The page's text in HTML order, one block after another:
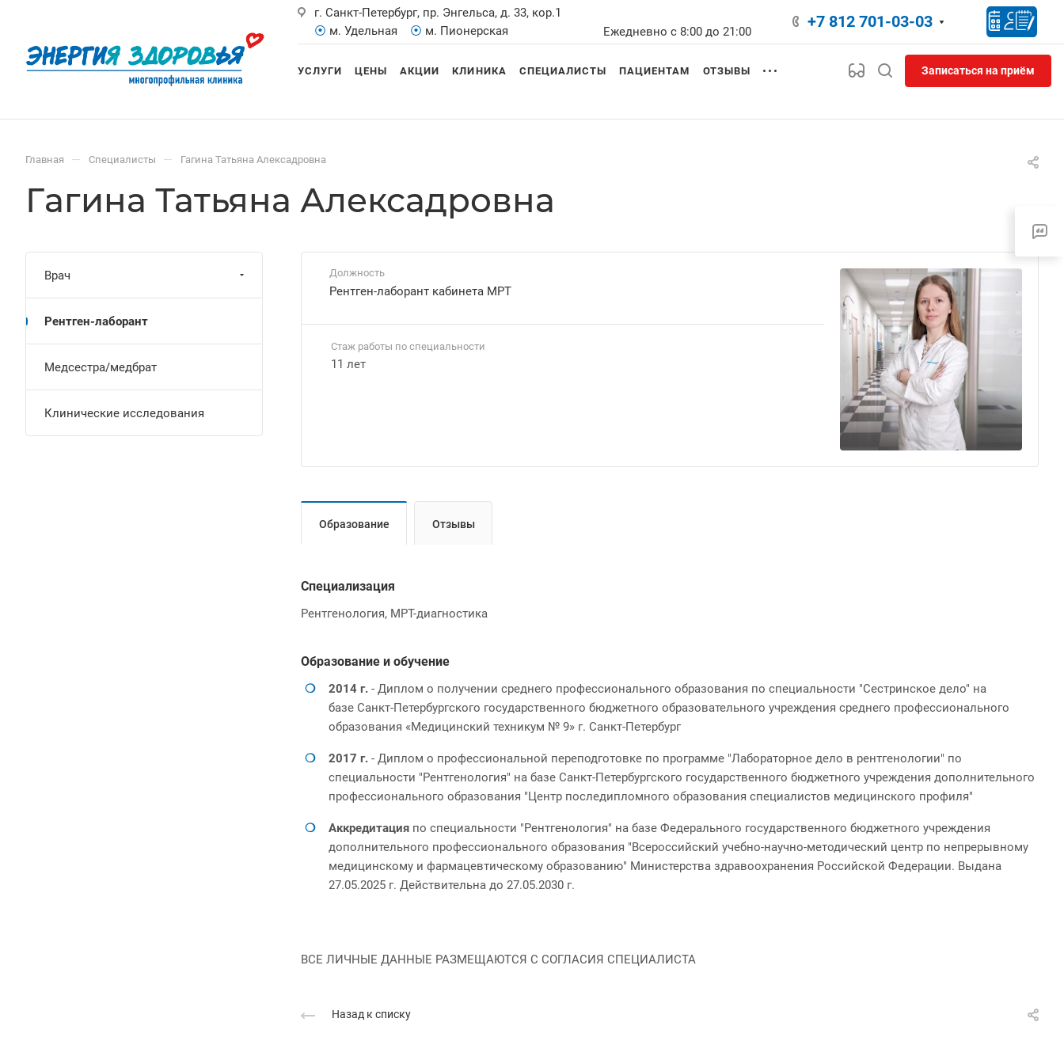
г. Санкт-Петербург, пр. Энгельса, д. 33, кор.1
⦿ м. Удельная ⦿ м. Пионерская Ежедневно с 8:00 до 21:00
+7 812 701-03-03
УСЛУГИ ЦЕНЫ АКЦИИ КЛИНИКА СПЕЦИАЛИСТЫ ПАЦИЕНТАМ ОТЗЫВЫ Записаться на приём
Главная — Специалисты — Гагина Татьяна Алексадровна
Гагина Татьяна Алексадровна
Должность
Рентген-лаборант кабинета МРТ
Стаж работы по специальности
11 лет
Образование Отзывы
Специализация
Рентгенология, МРТ-диагностика
Образование и обучение
2014 г. - Диплом о получении среднего профессионального образования по специальности "Сестринское дело" на
базе Санкт-Петербургского государственного бюджетного образовательного учреждения среднего профессионального
образования «Медицинский техникум № 9» г. Санкт-Петербург
2017 г. - Диплом о профессиональной переподготовке по программе "Лабораторное дело в рентгенологии" по
специальности "Рентгенология" на базе Санкт-Петербургского государственного бюджетного учреждения дополнительного
профессионального образования "Центр последипломного образования специалистов медицинского профиля"
Аккредитация по специальности "Рентгенология" на базе Федерального государственного бюджетного учреждения
дополнительного профессионального образования "Всероссийский учебно-научно-методический центр по непрерывному
медицинскому и фармацевтическому образованию" Министерства здравоохранения Российской Федерации. Выдана
27.05.2025 г. Действительна до 27.05.2030 г.
ВСЕ ЛИЧНЫЕ ДАННЫЕ РАЗМЕЩАЮТСЯ С СОГЛАСИЯ СПЕЦИАЛИСТА
Назад к списку
Врач
Рентген-лаборант
Медсестра/медбрат
Клинические исследования